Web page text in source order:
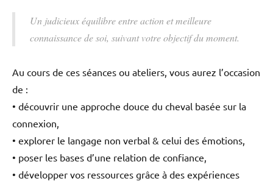
Un judicieux équilibre entre action et meilleure
connaissance de soi, suivant votre objectif du moment.
Au cours de ces séances ou ateliers, vous aurez l’occasion
de :
• découvrir une approche douce du cheval basée sur la
connexion,
• explorer le langage non verbal & celui des émotions,
• poser les bases d’une relation de confiance,
• développer vos ressources grâce à des expériences